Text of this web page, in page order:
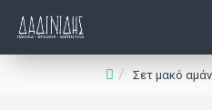
Σετ μακό